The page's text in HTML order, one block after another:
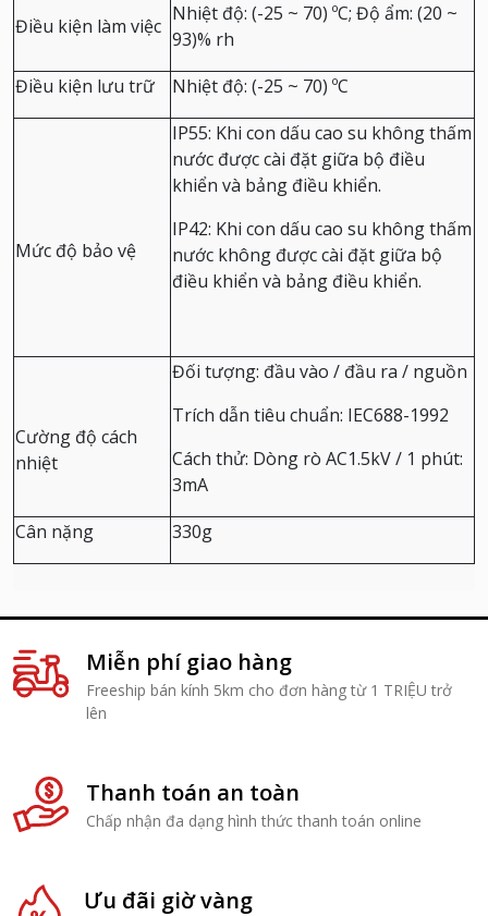
Điều kiện làm việc
Nhiệt độ: (-25 ~ 70) ºC; Độ ẩm: (20 ~
93)% rh
Điều kiện lưu trữ
Nhiệt độ: (-25 ~ 70) ºC
Mức độ bảo vệ
IP55: Khi con dấu cao su không thấm
nước được cài đặt giữa bộ điều
khiển và bảng điều khiển.
IP42: Khi con dấu cao su không thấm
nước không được cài đặt giữa bộ
điều khiển và bảng điều khiển.
Cường độ cách
nhiệt
Đối tượng: đầu vào / đầu ra / nguồn
Trích dẫn tiêu chuẩn: IEC688-1992
Cách thử: Dòng rò AC1.5kV / 1 phút:
3mA
Cân nặng
330g
Miễn phí giao hàng
Freeship bán kính 5km cho đơn hàng từ 1 TRIỆU trở
lên
Thanh toán an toàn
Chấp nhận đa dạng hình thức thanh toán online
Ưu đãi giờ vàng